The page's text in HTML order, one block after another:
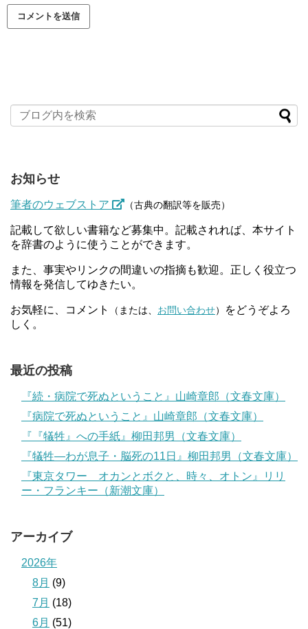
お知らせ
筆者のウェブストア （古典の翻訳等を販売）
記載して欲しい書籍など募集中。記載されれば、本サイト
を辞書のように使うことができます。
また、事実やリンクの間違いの指摘も歓迎。正しく役立つ
情報を発信してゆきたい。
お気軽に、コメント （または、 お問い合わせ）
をどうぞよろ
しく。
最近の投稿
『続・病院で死ぬということ』山崎章郎（文春文庫）
『病院で死ぬということ』山崎章郎（文春文庫）
『『犠牲』への手紙』柳田邦男（文春文庫）
『犠牲―わが息子・脳死の11日』柳田邦男（文春文庫）
『東京タワー オカンとボクと、時々、オトン』リリ
ー・フランキー（新潮文庫）
アーカイブ
2026年
8月 (9)
7月 (18)
6月 (51)